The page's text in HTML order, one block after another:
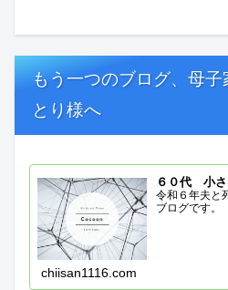
もう一つのブログ、母
とり様へ
６０代 小さ
令和６年夫と
ブログです。
chiisan1116.com